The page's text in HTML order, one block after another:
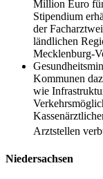
Million Euro
Stipendium
der
ländlichen
Mecklenburg-
Kommunen
wie
Arztstellen
Niedersachsen